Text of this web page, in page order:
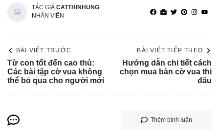
TÁC GIẢ CATTHINHUNG
NHÂN VIÊN
BÀI VIẾT TRƯỚC
Từ con tốt đến cao thủ:
Các bài tập cờ vua không
thể bỏ qua cho người mới
BÀI VIẾT TIẾP THEO
Hướng dẫn chi tiết cách
chọn mua bàn cờ vua thi
đấu
Thêm bình luận